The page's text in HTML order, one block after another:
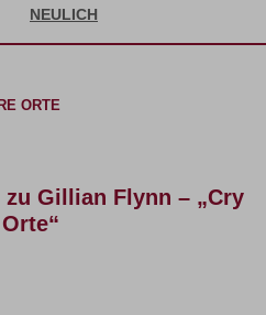
NEULICH
ORTE
Gillian Flynn – „Cry